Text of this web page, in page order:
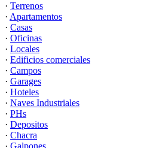
· Terrenos
· Apartamentos
· Casas
· Oficinas
· Locales
· Edificios comerciales
· Campos
· Garages
· Hoteles
· Naves Industriales
· PHs
· Depositos
· Chacra
· Galpones